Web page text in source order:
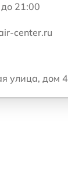
21:00
center.ru
улица, дом 4